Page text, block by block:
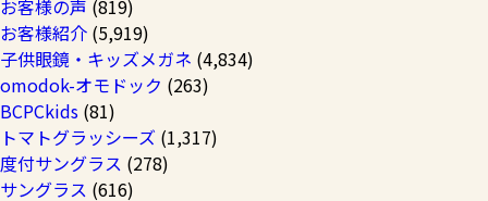
お客様の声 (819)
お客様紹介 (5,919)
子供眼鏡・キッズメガネ (4,834)
omodok-オモドック (263)
BCPCkids (81)
トマトグラッシーズ (1,317)
度付サングラス (278)
サングラス (616)